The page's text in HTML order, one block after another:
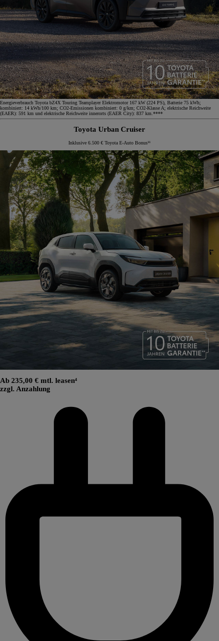
Energieverbrauch Toyota bZ4X Touring Teamplayer Elektromotor 167 kW (224 PS), Batterie 75 kWh;
kombiniert: 14 kWh/100 km; CO2-Emissionen kombiniert: 0 g/km; CO2-Klasse A; elektrische Reichweite
(EAER): 591 km und elektrische Reichweite innerorts (EAER City): 837 km.****
Toyota Urban Cruiser
Inklusive 6.500 € Toyota E-Auto Bonus¹¹
Ab 235,00 € mtl. leasen⁴
zzgl. Anzahlung